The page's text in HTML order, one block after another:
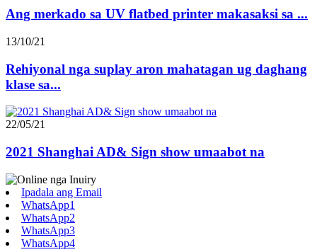
Ang merkado sa UV flatbed printer makasaksi sa ...
13/10/21
Rehiyonal nga suplay aron mahatagan ug daghang
klase sa...
22/05/21
2021 Shanghai AD& Sign show umaabot na
Ipadala ang Email
WhatsApp1
WhatsApp2
WhatsApp3
WhatsApp4